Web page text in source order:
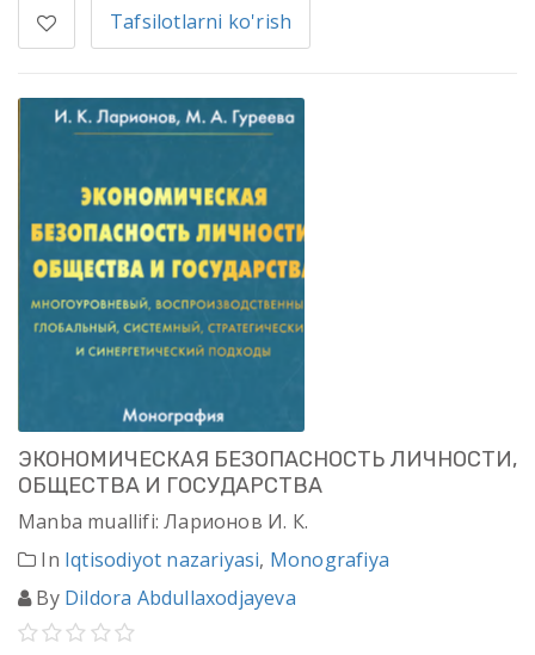
Tafsilotlarni ko'rish
ЭКОНОМИЧЕСКАЯ БЕЗОПАСНОСТЬ ЛИЧНОСТИ,
ОБЩЕСТВА И ГОСУДАРСТВА
Manba muallifi: Ларионов И. К.
In Iqtisodiyot nazariyasi, Monografiya
By Dildora Abdullaxodjayeva